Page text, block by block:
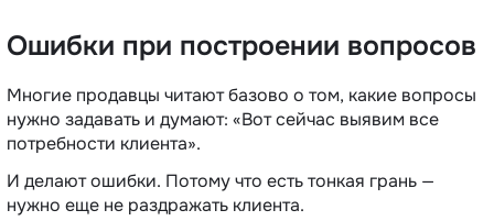
Ошибки при построении вопросов
Многие продавцы читают базово о том, какие вопросы
нужно задавать и думают: «Вот сейчас выявим все
потребности клиента».
И делают ошибки. Потому что есть тонкая грань —
нужно еще не раздражать клиента.